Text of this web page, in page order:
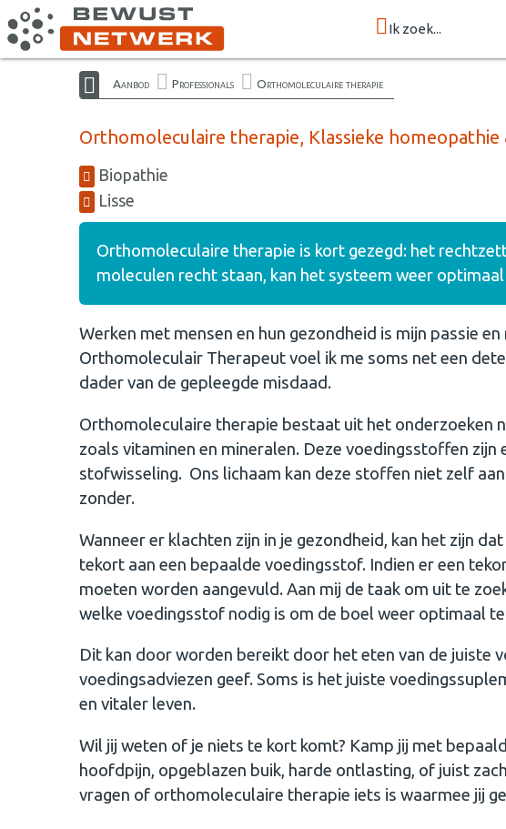
Ik zoek...
Aanbod Professionals Orthomoleculaire therapie
Orthomoleculaire therapie, Klassieke homeopathie
Biopathie
Lisse
Orthomoleculaire therapie is kort gezegd: het
moleculen recht staan, kan het systeem weer
Werken met mensen en hun gezondheid is mijn passie
Orthomoleculair Therapeut voel ik me soms net een
dader van de gepleegde misdaad.
Orthomoleculaire therapie bestaat uit het onderzoeken
zoals vitaminen en mineralen. Deze voedingsstoffen zijn
stofwisseling. Ons lichaam kan deze stoffen niet zelf
zonder.
Wanneer er klachten zijn in je gezondheid, kan het zijn
tekort aan een bepaalde voedingsstof. Indien er een
moeten worden aangevuld. Aan mij de taak om uit te
welke voedingsstof nodig is om de boel weer optimaal
Dit kan door worden bereikt door het eten van de juiste
voedingsadviezen geef. Soms is het juiste
en vitaler leven.
Wil jij weten of je niets te kort komt? Kamp jij met
hoofdpijn, opgeblazen buik, harde ontlasting, of juist
vragen of orthomoleculaire therapie iets is waarmee jij